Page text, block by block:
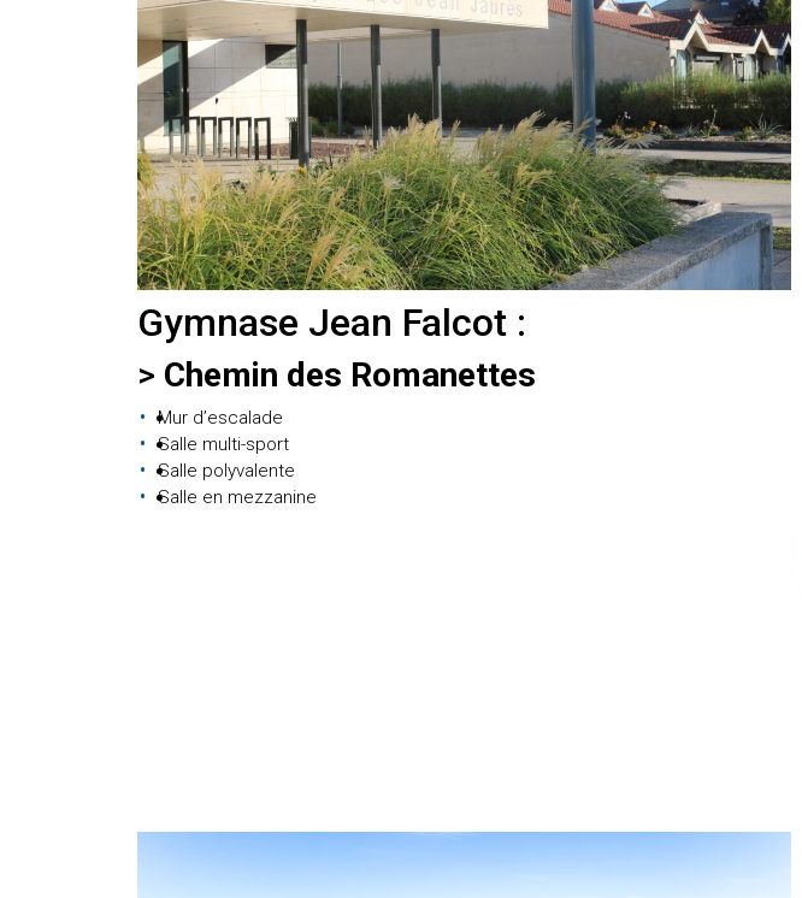
Gymnase Jean Falcot :
> Chemin des Romanettes
Mur d’escalade
Salle multi-sport
Salle polyvalente
Salle en mezzanine